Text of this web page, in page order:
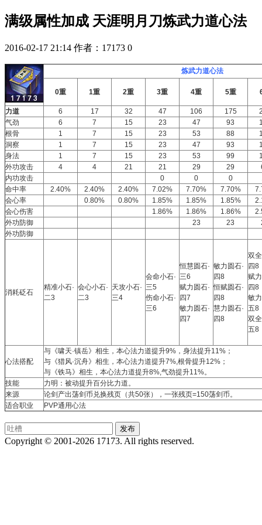
满级属性加成 天涯明月刀炼武力道心法
2016-02-17 21:14 作者：17173 0
炼武力道心法
0重 1重 2重 3重 4重 5重
力道 6 17 32 47 106 175
气劲
6 7 15 23 47 93
根骨
1 7 15 23 53 88
洞察
1 7 15 23 47 93
身法
1 7 15 23 53 99
外功攻击
4 4 21 21 29 29
内功攻击
0 0 0
命中率
2.40% 2.40% 2.40% 7.02% 7.70% 7.70%
会心率
0.80% 0.80% 1.85% 1.85% 1.85%
会心伤害
1.86% 1.86% 1.86%
外功防御
23 23
外功防御
消耗砭石
精准小石·
二3
会心小石·
二3
天攻小石·
三4
会命小石·
三5
伤命小石·
三6
恒慧圆石·
三6
赋力圆石·
四7
敏力圆石·
四7
敏力圆石·
四8
恒赋圆石·
四8
慧力圆石·
四8
双
四8
赋
四8
敏
五8
双
五8
心法搭配
与《啸天·镇岳》相生，本心法力道提升9%，身法提升11%；
与《猎风·沉舟》相生，本心法力道提升7%,根骨提升12%；
与《铁马》相生，本心法力道提升8%,气劲提升11%。
技能
力明：被动提升百分比力道。
来源
论剑产出荡剑币兑换残页（共50张），一张残页=150荡剑币。
适合职业
PVP通用心法
Copyright © 2001-2026 17173. All rights reserved.